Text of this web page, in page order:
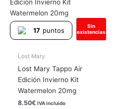
Sin
existencias
17 puntos
Lost Mary
Lost Mary Tappo Air
Edición Invierno Kit
Watermelon 20mg
8.50€ IVA incluido